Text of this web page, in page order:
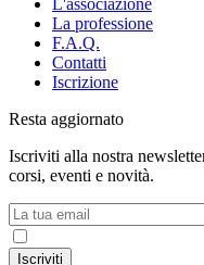
La professione
F.A.Q.
Contatti
Iscrizione
Resta aggiornato
Iscriviti alla nostra
corsi, eventi e novità.
Iscriviti